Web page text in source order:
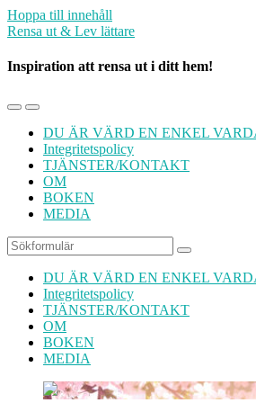
Hoppa till innehåll
Rensa ut & Lev lättare
Inspiration att rensa ut i ditt hem!
Slå
mobilmenyn
Slå
på/av
sökfältet
DU ÄR VÄRD EN ENKEL
Integritetspolicy
TJÄNSTER/KONTAKT
OM
BOKEN
MEDIA
Sök
DU ÄR VÄRD EN ENKEL
Integritetspolicy
TJÄNSTER/KONTAKT
OM
BOKEN
MEDIA